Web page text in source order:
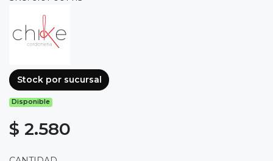
Stock por sucursal
Disponible
$ 2.580